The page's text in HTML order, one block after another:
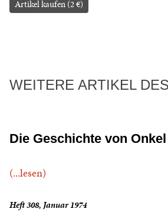
Artikel kaufen (2 €)
WEITERE ARTIKEL
Die Geschichte von
(...lesen)
Heft 308, Januar 1974